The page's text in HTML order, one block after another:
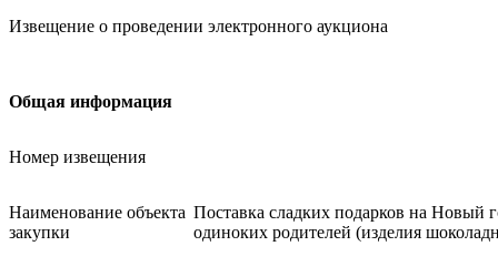
Извещение о проведении электронного аукциона
Общая информация
Номер извещения
Наименование объекта
закупки
Поставка сладких подарков на Новый
одиноких родителей (изделия